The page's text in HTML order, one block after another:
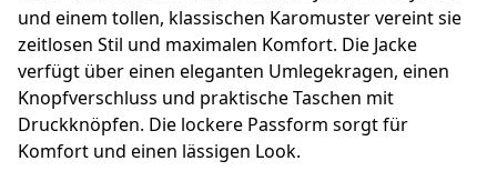
und einem tollen, klassischen Karomuster vereint sie
zeitlosen Stil und maximalen Komfort. Die Jacke
verfügt über einen eleganten Umlegekragen, einen
Knopfverschluss und praktische Taschen mit
Druckknöpfen. Die lockere Passform sorgt für
Komfort und einen lässigen Look.